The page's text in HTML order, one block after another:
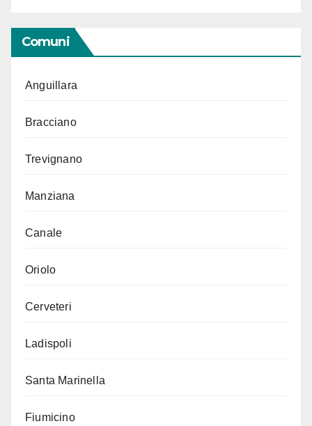
Comuni
Anguillara
Bracciano
Trevignano
Manziana
Canale
Oriolo
Cerveteri
Ladispoli
Santa Marinella
Fiumicino